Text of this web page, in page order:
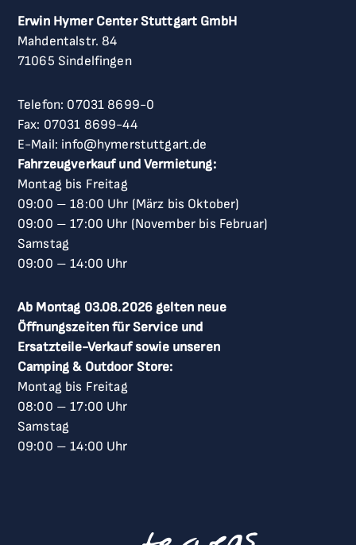
Erwin Hymer Center Stuttgart GmbH
Mahdentalstr. 84
71065 Sindelfingen
Telefon: 07031 8699-0
Fax: 07031 8699-44
E-Mail: info@hymerstuttgart.de
Fahrzeugverkauf und Vermietung:
Montag bis Freitag
09:00 –18:00 Uhr (März bis Oktober)
09:00 –17:00 Uhr (November bis Februar)
Samstag
09:00 –14:00 Uhr
Ab Montag 03.08.2026 gelten neue
Öffnungszeiten für Service und
Ersatzteile-Verkauf sowie unseren
Camping & Outdoor Store:
Montag bis Freitag
08:00 –17:00 Uhr
Samstag
09:00 –14:00 Uhr